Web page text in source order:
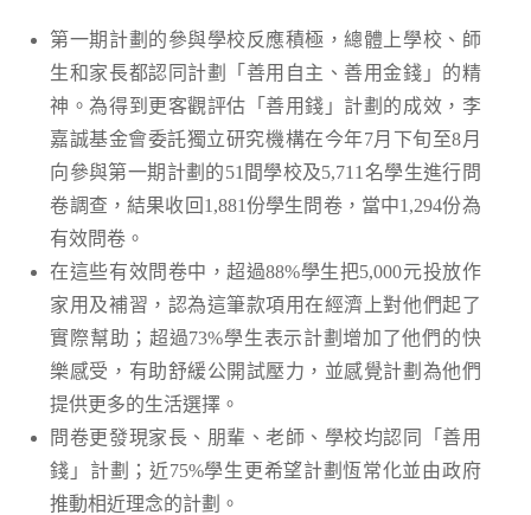
第一期計劃的參與學校反應積極，總體上學校、師
生和家長都認同計劃「善用自主、善用金錢」的精
神。為得到更客觀評估「善用錢」計劃的成效，李
嘉誠基金會委託獨立研究機構在今年7月下旬至8月
向參與第一期計劃的51間學校及5,711名學生進行問
卷調查，結果收回1,881份學生問卷，當中1,294份為
有效問卷。
在這些有效問卷中，超過88%學生把5,000元投放作
家用及補習，認為這筆款項用在經濟上對他們起了
實際幫助；超過73%學生表示計劃增加了他們的快
樂感受，有助舒緩公開試壓力，並感覺計劃為他們
提供更多的生活選擇。
問卷更發現家長、朋輩、老師、學校均認同「善用
錢」計劃；近75%學生更希望計劃恆常化並由政府
推動相近理念的計劃。